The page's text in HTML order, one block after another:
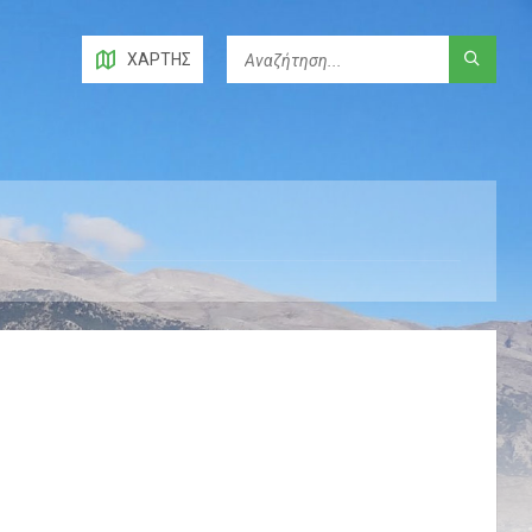
ΧΆΡΤΗΣ